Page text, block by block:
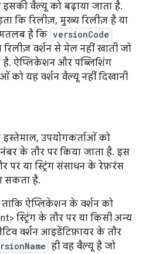
वैल्यू को बढ़ाया जाता है.
कि रिलीज़, मुख्य रिलीज़ है या
है कि versionCode
वर्शन से मेल नहीं खाती जो
है. ऐप्लिकेशन और पब्लिशिंग
को यह वर्शन वैल्यू नहीं दिखानी
इस्तेमाल, उपयोगकर्ताओं को
के तौर पर किया जाता है. इस
पर या स्ट्रिंग संसाधन के रेफ़रंस
सकता है.
ताकि ऐप्लिकेशन के वर्शन को
स्ट्रिंग के तौर पर या किसी अन्य
वर्शन आइडेंटिफ़ायर के तौर
ही वह वैल्यू है जो